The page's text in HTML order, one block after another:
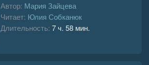
Автор: Мария Зайцева
Читает: Юлия Собканюк
Длительность: 7 ч. 58 мин.